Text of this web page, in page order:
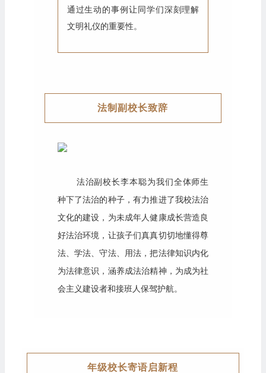
通过生动的事例让同学们深刻理解
文明礼仪的重要性。
法制副校长致辞
法治副校长李本聪为我们全体师生
种下了法治的种子，有力推进了我校法治
文化的建设，为未成年人健康成长营造良
好法治环境，让孩子们真真切切地懂得尊
法、学法、守法、用法，把法律知识内化
为法律意识，涵养成法治精神，为成为社
会主义建设者和接班人保驾护航。
年级校长寄语启新程